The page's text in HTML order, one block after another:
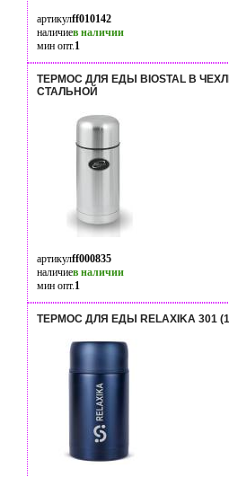
артикулff010142
наличиев наличии
мин опт.1
ТЕРМОС ДЛЯ ЕДЫ BIOSTAL В
СТАЛЬНОЙ
артикулff000835
наличиев наличии
мин опт.1
ТЕРМОС ДЛЯ ЕДЫ RELAXIKA 301